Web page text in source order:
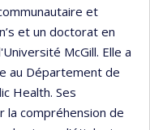
et
et un doctorat en
McGill. Elle a
au Département de
Health. Ses
la compréhension de